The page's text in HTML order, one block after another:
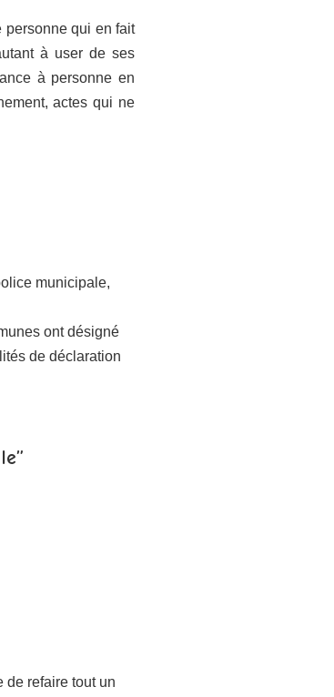
personne qui en fait
à user de ses
à personne en
actes qui ne
municipale,
ont désigné
de déclaration
de refaire tout un